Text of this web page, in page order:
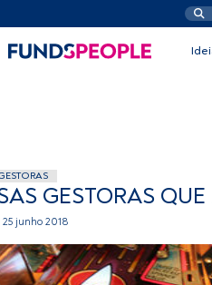
GESTORAS
25 junho 2018